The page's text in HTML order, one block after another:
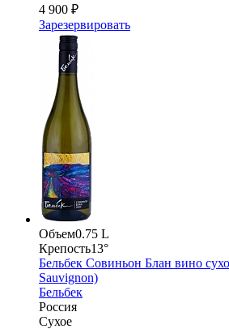
4 900 ₽
Зарезервировать
Объем0.75 L
Крепость13°
Бельбек Совиньон Блан вино
Sauvignon)
Бельбек
Россия
Сухое